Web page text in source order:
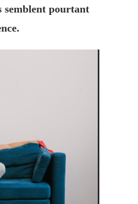
semblent pourtant